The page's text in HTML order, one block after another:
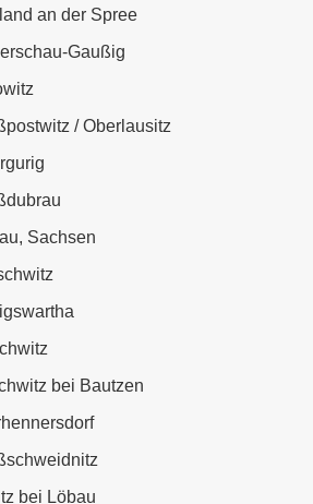
an der Spree
Gaußig
/ Oberlausitz
Sachsen
bei Bautzen
bei Löbau